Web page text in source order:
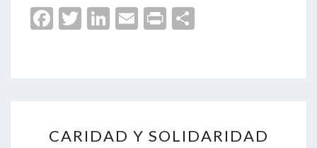
Fa
o
o
k
T
er
Li
dI
n
E
l
Pr
p
ar
tir
Y
CARIDAD Y SOLIDARIDAD